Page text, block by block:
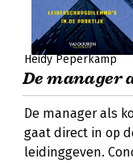
Heidy Peperkamp
De manager
De manager als
gaat direct in op
leidinggeven.